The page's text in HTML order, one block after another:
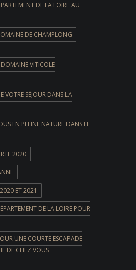
DE LA LOIRE AU
DE CHAMPLONG -
VITICOLE
VOTRE SÉJOUR DANS LA
EN PLEINE NATURE DANS LE
2020
ET 2021
DE LA LOIRE POUR
UNE COURTE ESCAPADE
DE CHEZ VOUS